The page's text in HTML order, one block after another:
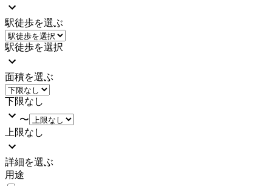
駅徒歩を選ぶ
駅徒歩を選択
面積を選ぶ
下限なし
〜
上限なし
詳細を選ぶ
用途